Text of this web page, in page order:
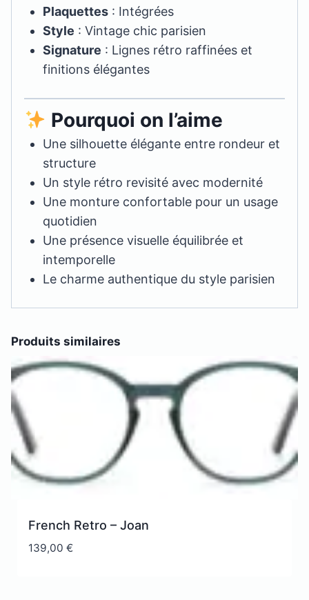
Plaquettes : Intégrées
Style : Vintage chic parisien
Signature : Lignes rétro raffinées et
finitions élégantes
Pourquoi on l’aime
Une silhouette élégante entre rondeur et
structure
Un style rétro revisité avec modernité
Une monture confortable pour un usage
quotidien
Une présence visuelle équilibrée et
intemporelle
Le charme authentique du style parisien
Produits similaires
French Retro – Joan
139,00€